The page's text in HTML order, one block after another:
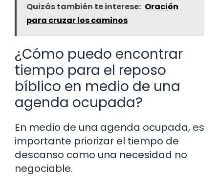
Quizás también te interese: Oración
para cruzar los caminos
¿Cómo puedo encontrar
tiempo para el reposo
bíblico en medio de una
agenda ocupada?
En medio de una agenda ocupada, es
importante priorizar el tiempo de
descanso como una necesidad no
negociable.